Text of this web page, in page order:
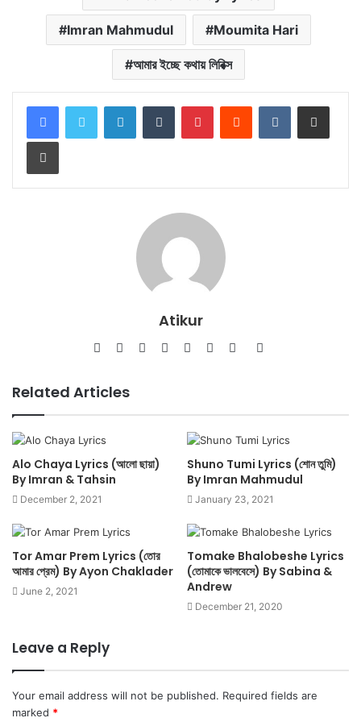
Imran Mahmudul Moumita Hari
আমার ইচ্ছে কথায় লিরিক্স
LinkedInTumblr PinterestReddit VKontakteShare via Email
Print
Atikur
WebsiteFacebook
TwitterLinkedInYouTubePinterestInstagram
SoundCloud
Related Articles
Alo Chaya Lyrics (আলো ছায়া)
By Imran & Tahsin
December 2, 2021
Shuno Tumi Lyrics (শোন তুমি)
By Imran Mahmudul
January 23, 2021
Tor Amar Prem Lyrics (তোর
আমার প্রেম) By Ayon Chaklader
June 2, 2021
Tomake Bhalobeshe Lyrics
(তোমাকে ভালবেসে) By Sabina &
Andrew
December 21, 2020
Leave a Reply
Your email address will not be published. Required fields are
marked *